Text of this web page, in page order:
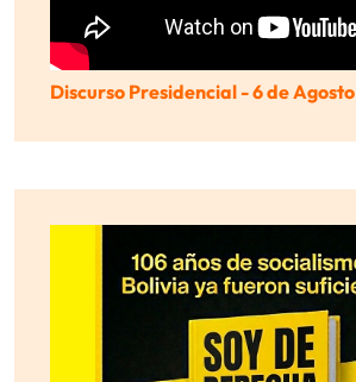
Discurso Presidencial - 6 de Agosto